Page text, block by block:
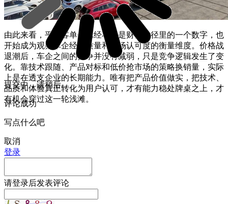
由此来看，平均客单价已经不只是财务口径里的一个数字，也
开始成为观察车企经营质量和市场认可度的衡量维度。价格战
退潮后，车企之间的竞争并没有减弱，只是竞争逻辑发生了变
化。靠技术跟随、产品对标和低价抢市场的策略换销量，实际
上是在透支企业的长期能力。唯有把产品价值做实，把技术、
品质和体验真正转化为用户认可，才有能力稳处牌桌之上，才
有机会穿过这一轮浅滩。
提交中，请稍后...
评论成功
写点什么吧
取消
登录
请登录后发表评论